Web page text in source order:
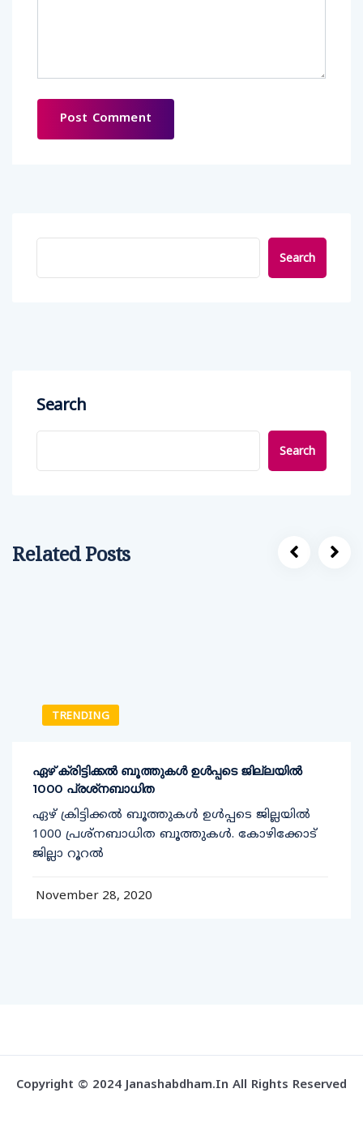
Search
Search
Search
Related Posts
TRENDING
ഏഴ് ക്രിട്ടിക്കല്‍ ബൂത്തുകള്‍ ഉള്‍പ്പടെ ജില്ലയില്‍
1000 പ്രശ്‌നബാധിത
ഏഴ് ക്രിട്ടിക്കല്‍ ബൂത്തുകള്‍ ഉള്‍പ്പടെ ജില്ലയില്‍
1000 പ്രശ്‌നബാധിത ബൂത്തുകള്‍. കോഴിക്കോട്
ജില്ലാ റൂറല്‍
November 28, 2020
Copyright © 2024 Janashabdham.in All Rights Reserved